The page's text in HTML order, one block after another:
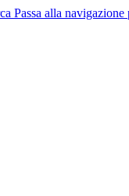
Passa alla